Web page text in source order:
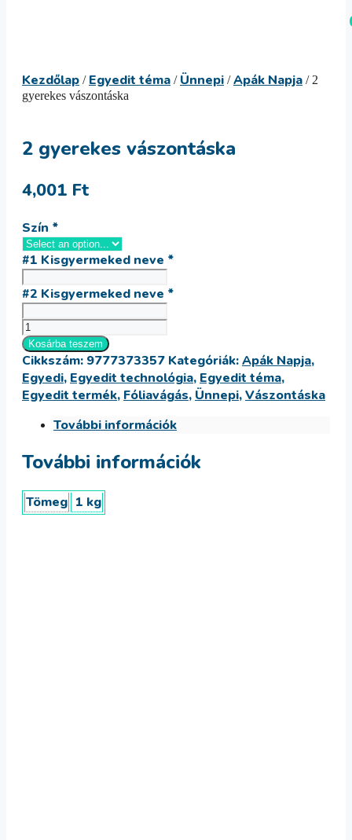
Kezdőlap / Egyedit téma / Ünnepi /Apák Napja / 2
gyerekes vászontáska
2 gyerekes vászontáska
4,001 Ft
Szín *
#1 Kisgyermeked neve *
#2 Kisgyermeked neve *
2
gyerekes
vászontáska
mennyiség
Kosárba teszem
Cikkszám: 9777373357 Kategóriák:Apák Napja,
Egyedi, Egyedit technológia, Egyedit téma,
Egyedit termék, Fóliavágás, Ünnepi,Vászontáska
További információk
További információk
Tömeg 1 kg